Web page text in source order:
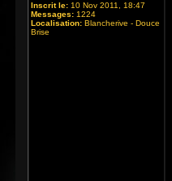
Inscrit le: 10 Nov 2011, 18:47
Messages: 1224
Localisation: Blancherive - Douce
Brise